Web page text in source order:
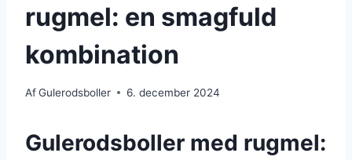
rugmel: en smagfuld
kombination
AfGulerodsboller 6. december 2024
Gulerodsboller med rugmel: